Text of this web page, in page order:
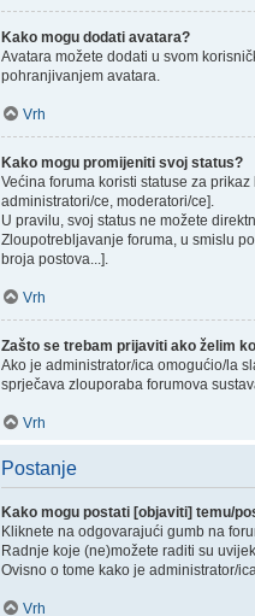
Kako mogu dodati avatara?
Avatara možete dodati u svom
pohranjivanjem avatara.
Vrh
Kako mogu promijeniti svoj status?
Većina foruma koristi statuse za
administratori/ce, moderatori/ce].
U pravilu, svoj status ne možete
Zloupotrebljavanje foruma, u smislu
broja postova...].
Vrh
Zašto se trebam prijaviti ako želim
Ako je administrator/ica omogućio/la
sprječava zlouporaba forumova
Vrh
Postanje
Kako mogu postati [objaviti] temu/
Kliknete na odgovarajući gumb na
Radnje koje (ne)možete raditi su
Ovisno o tome kako je administrator/
Vrh